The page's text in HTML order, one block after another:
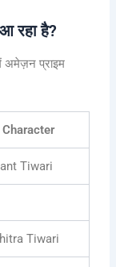
रहा है?
प्राइम
Character
Tiwari
Tiwari